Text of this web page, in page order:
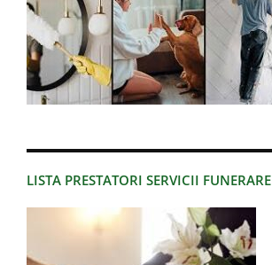
LISTA PRESTATORI SERVICII FUNERARE